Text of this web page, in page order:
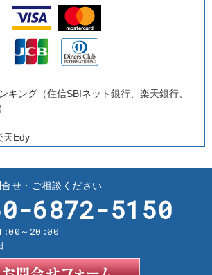
キング（住信SBIネット銀行、楽天銀行、
天Edy
せ・ご相談ください
6872-5150
～20:00